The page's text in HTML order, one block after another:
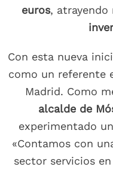
euros, atrayendo
Con esta nueva
como un referente
Madrid. Como
alcalde de
experimentado
«Contamos con
sector servicios